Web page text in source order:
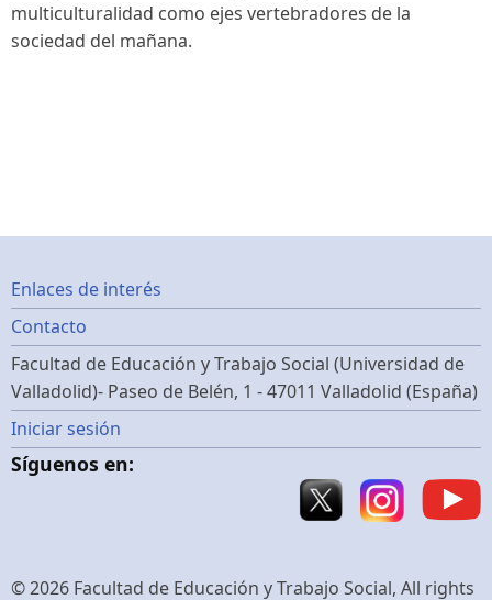
multiculturalidad como ejes vertebradores de la
sociedad del mañana.
Footer
menu
Enlaces de interés
Contacto
Facultad de Educación y Trabajo Social (Universidad de
Valladolid)- Paseo de Belén, 1 - 47011 Valladolid (España)
Menú
de
Iniciar sesión
Síguenos en:
© 2026 Facultad de Educación y Trabajo Social, All rights